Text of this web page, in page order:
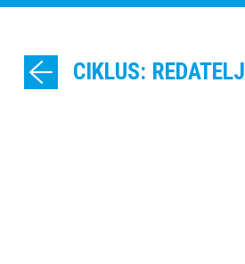
CIKLUS: REDATELJ